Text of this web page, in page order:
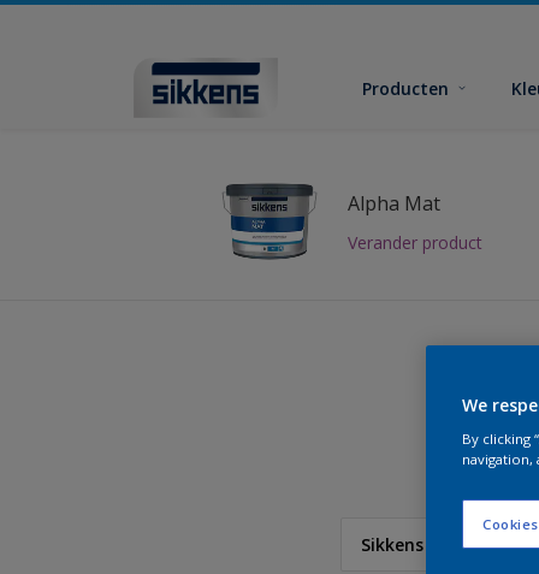
Producten
Alpha Mat
Verander product
Sikkens Colour
We
By clicking
navigation,